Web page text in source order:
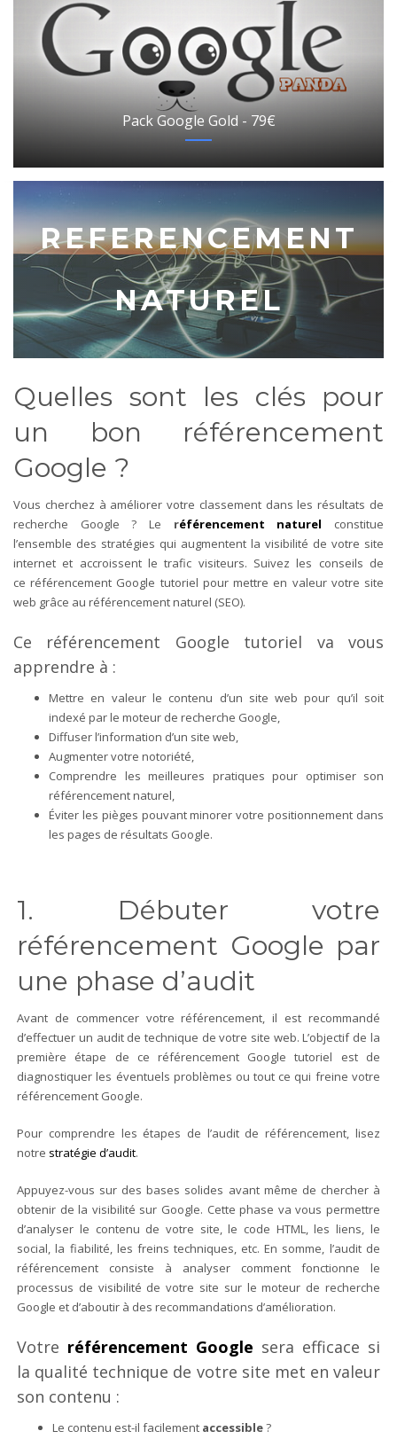
Pack Google Gold - 79€
REFERENCEMENT
NATUREL
Quelles sont les clés pour
un bon référencement
Google ?
Vous cherchez à améliorer votre classement dans les résultats de
recherche Google ? Le référencement naturel constitue
l’ensemble des stratégies qui augmentent la visibilité de votre site
internet et accroissent le trafic visiteurs. Suivez les conseils de
ce référencement Google tutoriel pour mettre en valeur votre site
web grâce au référencement naturel (SEO).
Ce référencement Google tutoriel va vous
apprendre à :
Mettre en valeur le contenu d’un site web pour qu’il soit
indexé par le moteur de recherche Google,
Diffuser l’information d’un site web,
Augmenter votre notoriété,
Comprendre les meilleures pratiques pour optimiser son
référencement naturel,
Éviter les pièges pouvant minorer votre positionnement dans
les pages de résultats Google.
1. Débuter votre
référencement Google par
une phase d’audit
Avant de commencer votre référencement, il est recommandé
d’effectuer un audit de technique de votre site web. L’objectif de la
première étape de ce référencement Google tutoriel est de
diagnostiquer les éventuels problèmes ou tout ce qui freine votre
référencement Google.
Pour comprendre les étapes de l’audit de référencement, lisez
notre stratégie d’audit.
Appuyez-vous sur des bases solides avant même de chercher à
obtenir de la visibilité sur Google. Cette phase va vous permettre
d’analyser le contenu de votre site, le code HTML, les liens, le
social, la fiabilité, les freins techniques, etc. En somme, l’audit de
référencement consiste à analyser comment fonctionne le
processus de visibilité de votre site sur le moteur de recherche
Google et d’aboutir à des recommandations d’amélioration.
Votre référencement Google sera efficace si
la qualité technique de votre site met en valeur
son contenu :
Le contenu est-il facilement accessible?